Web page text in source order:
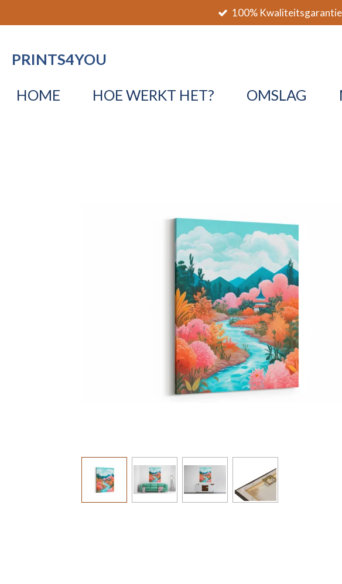
direct
de
100%
PRINTS4YOU
HOME HOE WERKT HET? OMSLAG